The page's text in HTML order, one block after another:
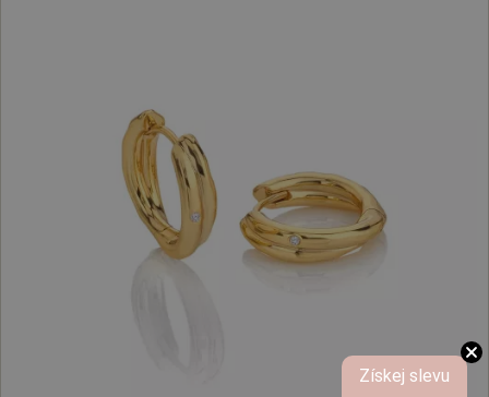
Získej slevu